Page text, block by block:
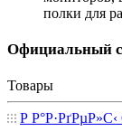
полки для
Официальный
Товары
Р